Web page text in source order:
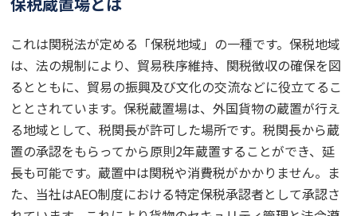
これは関税法が定める「保税地域」の一種です。保税地域
は、法の規制により、貿易秩序維持、関税徴収の確保を図
るとともに、貿易の振興及び文化の交流などに役立てるこ
ととされています。保税蔵置場は、外国貨物の蔵置が行え
る地域として、税関長が許可した場所です。税関長から蔵
置の承認をもらってから原則2年蔵置することができ、延
長も可能です。蔵置中は関税や消費税がかかりません。ま
た、当社はAEO制度における特定保税承認者として承認さ